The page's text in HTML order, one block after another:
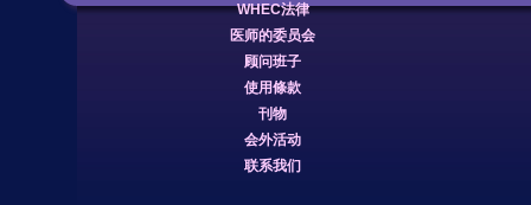
WHEC法律
医师的委员会
顾问班子
使用條款
刊物
会外活动
联系我们